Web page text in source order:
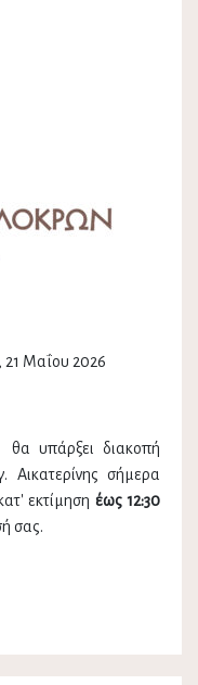
2026
υπάρξει διακοπή
Αικατερίνης σήμερα
εκτίμηση έως 12:30
σας.